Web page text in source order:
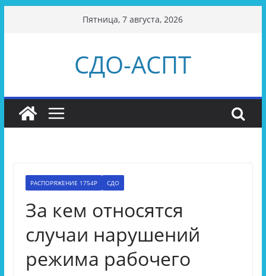
Пятница, 7 августа, 2026
СДО-АСПТ
РАСПОРЯЖЕНИЕ 1754Р СДО
За кем относятся
случаи нарушений
режима рабочего